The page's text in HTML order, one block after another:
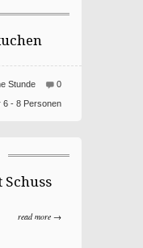
0
Stunde
6 - 8 Personen
read more →